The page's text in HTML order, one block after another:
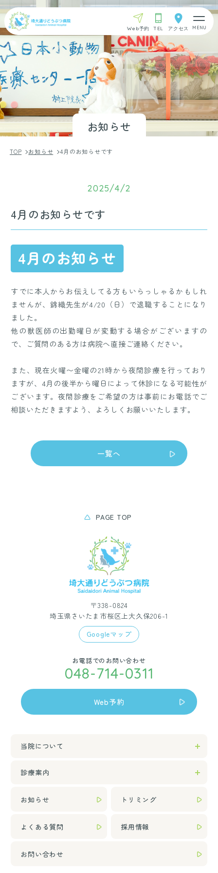
Web予約 TEL アクセス
お知らせ
TOP お知らせ 4月のお知らせです
2025/4/2
4月のお知らせです
4月のお知らせ
すでに本人からお伝えしてる方もいらっしゃるかもしれ
ませんが、錦織先生が4/20（日）で退職することになり
ました。
他の獣医師の出勤曜日が変動する場合がございますの
で、ご質問のある方は病院へ直接ご連絡ください。
また、現在火曜〜金曜の21時から夜間診療を行っており
ますが、4月の後半から曜日によって休診になる可能性が
ございます。夜間診療をご希望の方は事前にお電話でご
相談いただきますよう、よろしくお願いいたします。
一覧へ
PAGE TOP
〒338-0824
埼玉県さいたま市桜区上大久保206-1
Googleマップ
お電話でのお問い合わせ
048-714-0311
Web予約
当院について
診療案内
お知らせ トリミング
よくある質問 採用情報
お問い合わせ